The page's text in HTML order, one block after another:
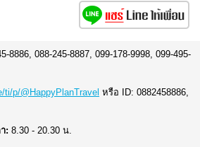
8886, 088-245-8887, 099-178-9998, 099-495-
ti/p/@HappyPlanTravel หรือ ID: 0882458886,
: 8.30 - 20.30 น.